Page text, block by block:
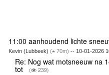
11:00 aanhoudend lichte
Kevin (Lubbeek) ( 70m) -- 10-01-2026
Re: Nog wat motsneeuw na
tot ( 239)